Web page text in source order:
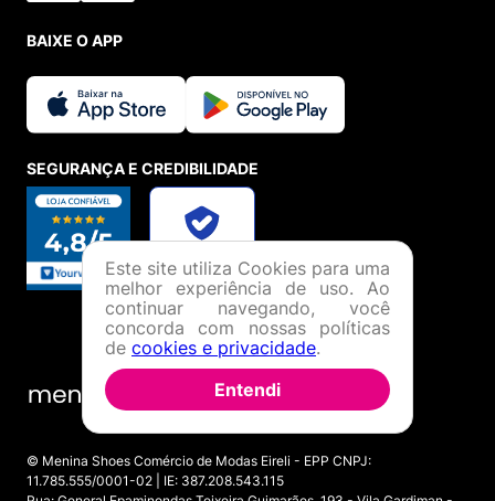
BAIXE O APP
SEGURANÇA E CREDIBILIDADE
© Menina Shoes Comércio de Modas Eireli - EPP CNPJ:
11.785.555/0001-02 | IE: 387.208.543.115
Este site utiliza Cookies para uma
melhor experiência de uso. Ao
continuar navegando, você
concorda com nossas políticas
de cookies e privacidade.
Entendi